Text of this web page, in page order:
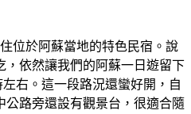
位於阿蘇當地的特色民宿。說
，依然讓我們的阿蘇一日遊留下
右。這一段路況還蠻好開，自
公路旁還設有觀景台，很適合隨